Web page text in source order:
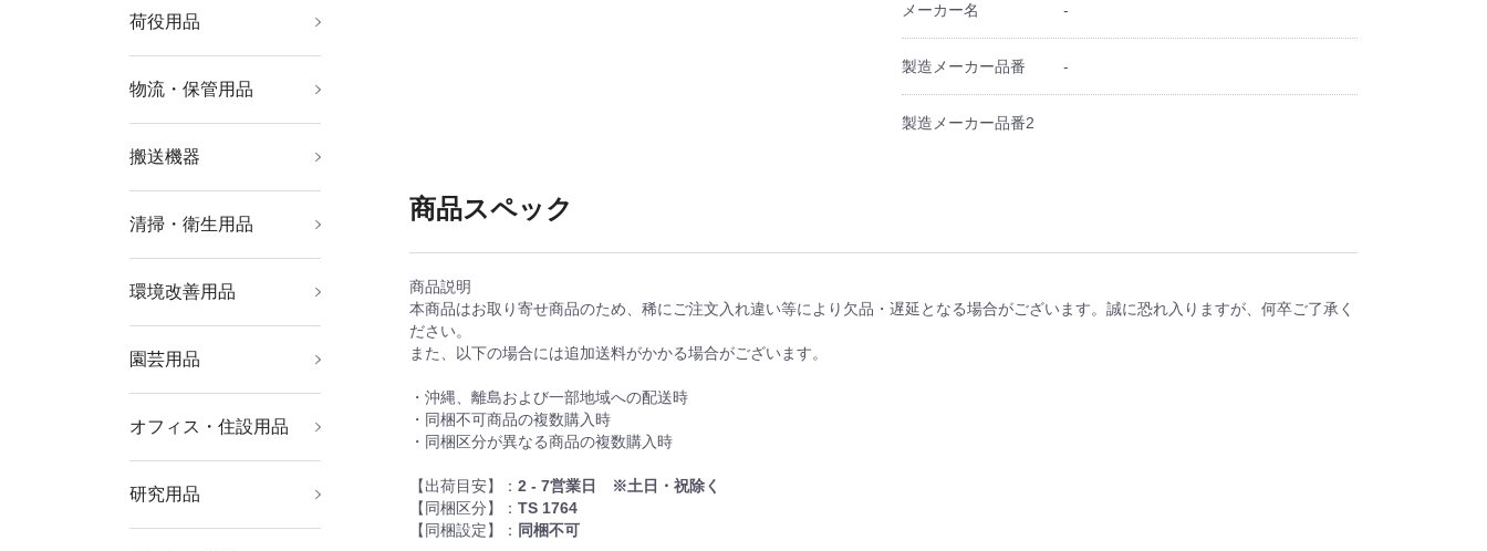
荷役用品
チェンブロック・クレ
吊りクランプ・スリン
ウインチ・ジャッキ
物流・保管用品 物品棚
作業台
ツールワゴン
工場用保管設備
コンテナ・パレット
収納用品
搬送機器 運搬台車
運搬車輌機器
リフター・ハンドパレ
コンベヤ
清掃・衛生用品 清掃機器
清掃用品
床材用品
労働衛生用品
環境改善用品 暑さ対策用品
寒さ対策用品
冷暖房・空調機器
環境改善機器
害虫・害獣駆除用品
防災・防犯用品
園芸用品 ホース・散水用品
緑化用品
オフィス・住設用品オフィス家具
ＯＡ用品
物置・エクステリア用
文房具
オフィス備品
研究用品 ボトル・容器
厨房用品
研究機器
理化学用品
クリーンルーム関連用
メーカー名 -
製造メーカー品番 -
製造メーカー品番2
商品スペック
商品説明
本商品はお取り寄せ商品のため、稀にご注文入れ違い等により欠品・遅延となる場合がございます。誠に恐れ入りますが、何卒ご了承く
ださい。
また、以下の場合には追加送料がかかる場合がございます。
・沖縄、離島および一部地域への配送時
・同梱不可商品の複数購入時
・同梱区分が異なる商品の複数購入時
【出荷目安】： 2 - 7営業日 ※土日・祝除く
【同梱区分】： TS 1764
【同梱設定】： 同梱不可